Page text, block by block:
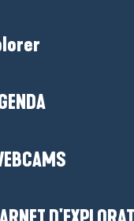
Assérac
séjour calme
créatifs
ou de créer
de
créatifs vous...